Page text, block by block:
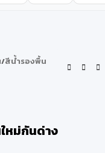
/สีน้ำรองพื้น
หม่กันด่าง